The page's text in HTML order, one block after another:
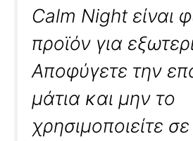
Calm Night είναι
προϊόν για
Αποφύγετε την
μάτια και μην το
χρησιμοποιείτε σε